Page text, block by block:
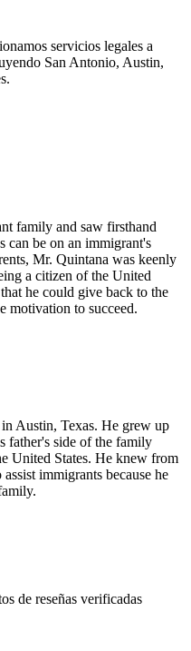
servicios legales a
San Antonio, Austin,
family and saw firsthand
can be on an immigrant's
Mr. Quintana was keenly
a citizen of the United
he could give back to the
motivation to succeed.
Austin, Texas. He grew up
father's side of the family
United States. He knew from
immigrants because he
de reseñas verificadas